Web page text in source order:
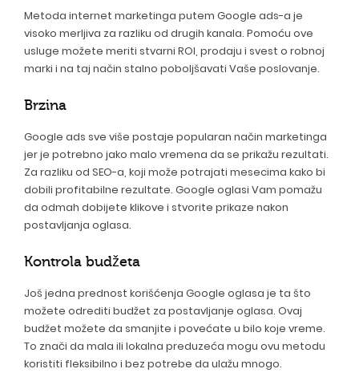
Metoda internet marketinga putem Google ads-a je
visoko merljiva za razliku od drugih kanala. Pomoću ove
usluge možete meriti stvarni ROI, prodaju i svest o robnoj
marki i na taj način stalno poboljšavati Vaše poslovanje.
Brzina
Google ads sve više postaje popularan način marketinga
jer je potrebno jako malo vremena da se prikažu rezultati.
Za razliku od SEO-a, koji može potrajati mesecima kako bi
dobili profitabilne rezultate. Google oglasi Vam pomažu
da odmah dobijete klikove i stvorite prikaze nakon
postavljanja oglasa.
Kontrola budžeta
Još jedna prednost korišćenja Google oglasa je ta što
možete odrediti budžet za postavljanje oglasa. Ovaj
budžet možete da smanjite i povećate u bilo koje vreme.
To znači da mala ili lokalna preduzeća mogu ovu metodu
koristiti fleksibilno i bez potrebe da ulažu mnogo.